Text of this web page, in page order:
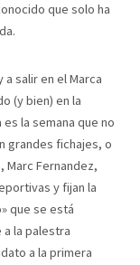
que solo ha
salir en el Marca
(y bien) en la
la semana que no
grandes fichajes, o
Marc Fernandez,
y fijan la
que se está
a la palestra
a la primera